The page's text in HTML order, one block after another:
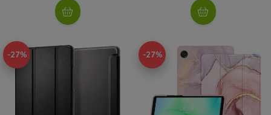
-27% -27%